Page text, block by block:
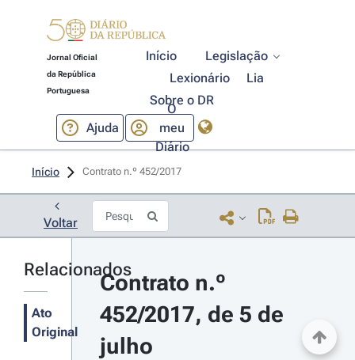
Jornal Oficial
da República
Portuguesa
Início
Legislação
Lexionário
Lia
Sobre o DR
Ajuda
O
meu
Diário
Início Contrato n.º 452/2017
Voltar
Relacionados
Ato
Original
Contrato n.º
452/2017, de 5 de
julho